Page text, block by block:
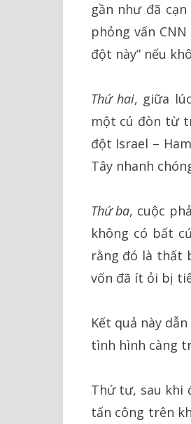
gần như đã
phỏng vấn
đột này” nếu
Thứ hai, giữa
một cú đòn từ
đột Israel –
Tây nhanh
Thứ ba, cuộc
không có bất
rằng đó là thất
vốn đã ít ỏi bị
Kết quả này
tình hình càng
Thứ tư, sau khi
tấn công trên